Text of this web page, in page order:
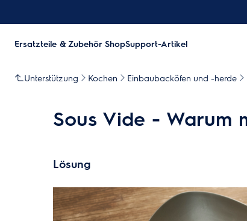
Ersatzteile & Zubehör ShopSupport-Artikel
Unterstützung Kochen Einbaubacköfen und -herde
Sous Vide - Warum
Lösung